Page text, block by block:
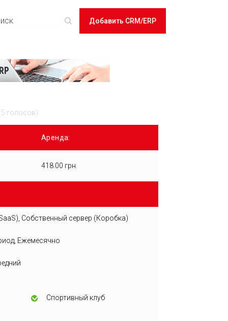
Добавить CRM/ERP
голосов)
Аренда:
418.00 грн.
Собственный сервер (Коробка)
Ежемесячно
Спортивный клуб